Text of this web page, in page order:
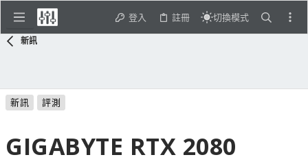
登入 註冊 切換模式
新訊
新訊 評測
GIGABYTE RTX 2080